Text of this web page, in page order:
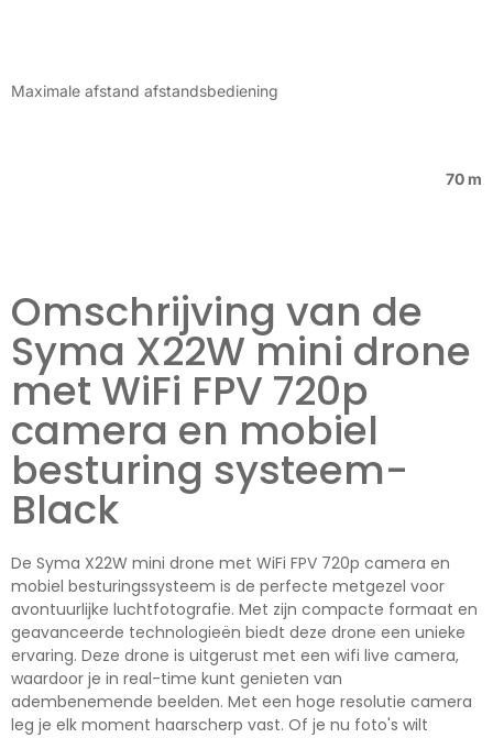
Maximale afstand afstandsbediening
70 m
Omschrijving van de
Syma X22W mini drone
met WiFi FPV 720p
camera en mobiel
besturing systeem-
Black
De Syma X22W mini drone met WiFi FPV 720p camera en
mobiel besturingssysteem is de perfecte metgezel voor
avontuurlijke luchtfotografie. Met zijn compacte formaat en
geavanceerde technologieën biedt deze drone een unieke
ervaring. Deze drone is uitgerust met een wifi live camera,
waardoor je in real-time kunt genieten van
adembenemende beelden. Met een hoge resolutie camera
leg je elk moment haarscherp vast. Of je nu foto's wilt